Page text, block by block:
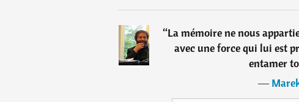
“La mémoire ne nous
avec une force qui lui est
entamer
―